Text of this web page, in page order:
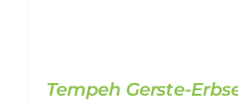
Tempeh Gerste-